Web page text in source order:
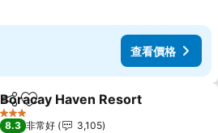
查看價格
分享 加入我的最愛
Boracay Haven Resort
3 星級
8.3 非常好
3,105